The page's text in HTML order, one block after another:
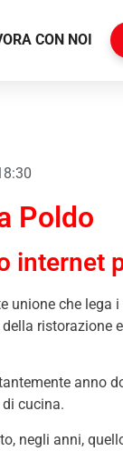
CON NOI
Poldo
internet
unione che lega
ristorazione
anno
cucina.
negli anni,